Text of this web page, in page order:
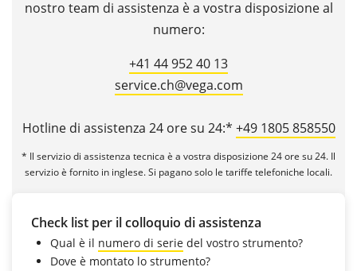
nostro team di assistenza è a vostra disposizione al
numero:
+41 44 952 40 13
service.ch@vega.com
Hotline di assistenza 24 ore su 24:* +49 1805 858550
* Il servizio di assistenza tecnica è a vostra disposizione 24 ore su 24. Il
servizio è fornito in inglese. Si pagano solo le tariffe telefoniche locali.
Check list per il colloquio di assistenza
Qual è il numero di serie del vostro strumento?
Dove è montato lo strumento?